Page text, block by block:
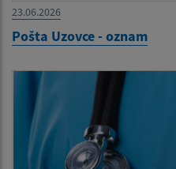
23.06.2026
Pošta Uzovce - oznam